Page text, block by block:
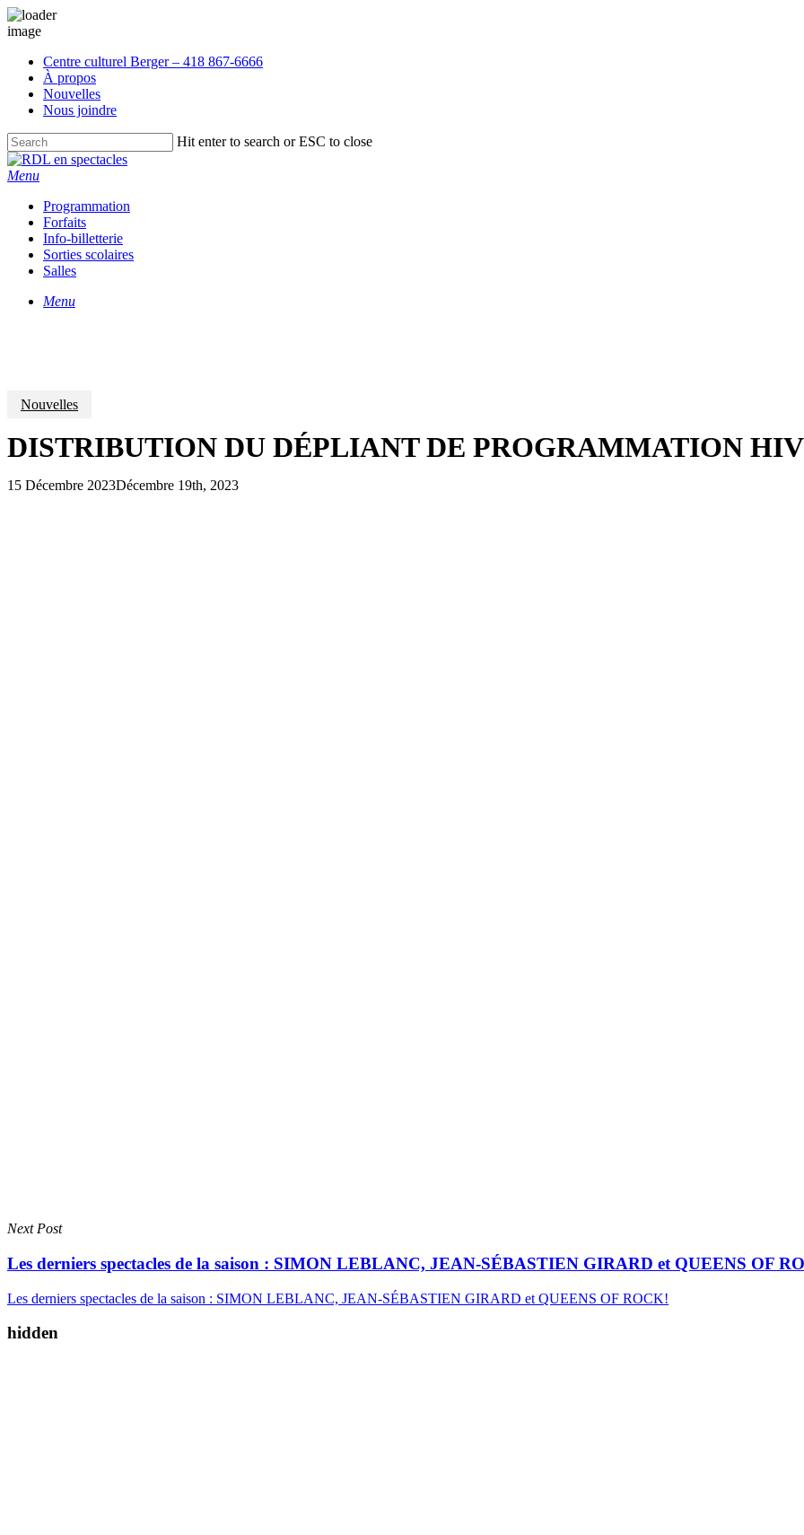
main
content
Centre culturel Berger – 418 867-6666
À propos
Nouvelles
Nous joindre
Hit enter to search or ESC to close
Close
Search
Menu
Programmation
Forfaits
Info-billetterie
Sorties scolaires
Salles
Menu
Nouvelles
DISTRIBUTION DU DÉPLIANT DE PROGRAMMATION
15 Décembre 2023Décembre 19th, 2023
Next Post
Les derniers spectacles de la saison : SIMON LEBLANC, JEAN-SÉBASTIEN GIRARD et QUEENS OF
Les derniers spectacles de la saison : SIMON LEBLANC, JEAN-SÉBASTIEN GIRARD et QUEENS OF ROCK!
hidden